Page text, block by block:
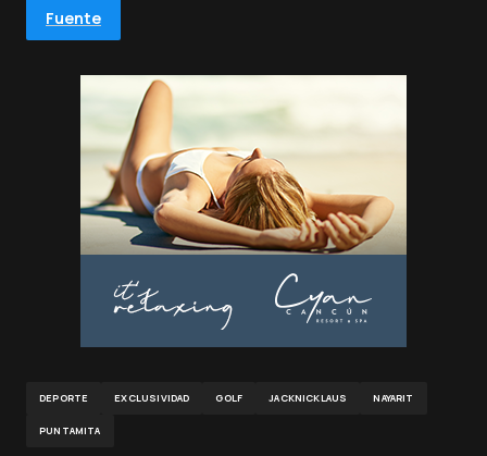
Fuente
DEPORTE EXCLUSIVIDAD GOLF JACKNICKLAUS NAYARIT
PUNTAMITA